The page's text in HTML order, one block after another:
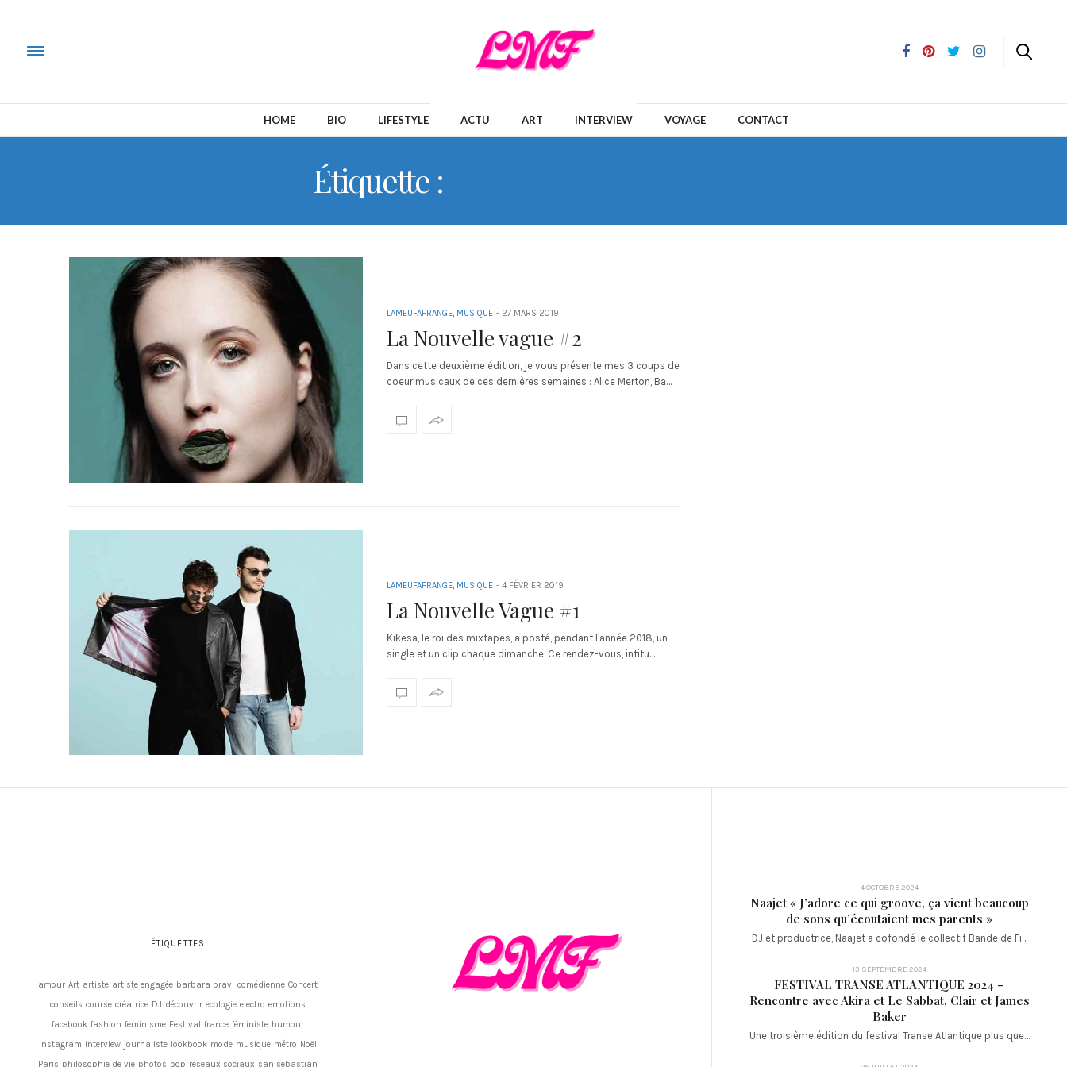
HOME BIO LIFESTYLE ACTU ART INTERVIEW VOYAGE CONTACT
Étiquette :
LAMEUFAFRANGE, MUSIQUE - 27 MARS 2019
La Nouvelle vague #2
Dans cette deuxième édition, je vous présente mes 3 coups de
coeur musicaux de ces dernières semaines : Alice Merton, Ba…
LAMEUFAFRANGE, MUSIQUE - 4 FÉVRIER 2019
La Nouvelle Vague #1
Kikesa, le roi des mixtapes, a posté, pendant l'année 2018, un
single et un clip chaque dimanche. Ce rendez-vous, intitu…
ÉTIQUETTES
amour Art artiste artiste engagée barbara pravi comédienne Concert
conseils course créatrice DJ découvrir ecologie electro emotions
facebook fashion feminisme Festival france féministe humour
instagram interview journaliste lookbook mode musique métro Noël
Paris philosophie de vie photos pop réseaux sociaux san sebastian
4 OCTOBRE 2024
Naajet « J’adore ce qui groove, ça vient beaucoup
de sons qu’écoutaient mes parents »
DJ et productrice, Naajet a cofondé le collectif Bande de Fi…
13 SEPTEMBRE 2024
FESTIVAL TRANSE ATLANTIQUE 2024 –
Rencontre avec Akira et Le Sabbat, Clair et James
Baker
Une troisième édition du festival Transe Atlantique plus que…